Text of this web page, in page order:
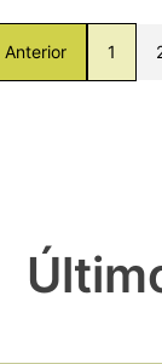
Anterior 1